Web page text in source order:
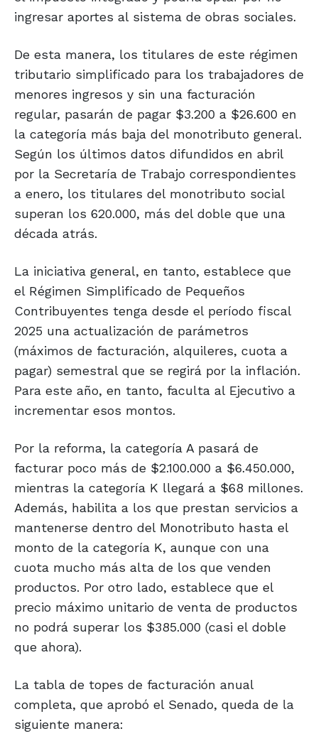
ingresar aportes al sistema de obras sociales.
De esta manera, los titulares de este régimen
tributario simplificado para los trabajadores de
menores ingresos y sin una facturación
regular, pasarán de pagar $3.200 a $26.600 en
la categoría más baja del monotributo general.
Según los últimos datos difundidos en abril
por la Secretaría de Trabajo correspondientes
a enero, los titulares del monotributo social
superan los 620.000, más del doble que una
década atrás.
La iniciativa general, en tanto, establece que
el Régimen Simplificado de Pequeños
Contribuyentes tenga desde el período fiscal
2025 una actualización de parámetros
(máximos de facturación, alquileres, cuota a
pagar) semestral que se regirá por la inflación.
Para este año, en tanto, faculta al Ejecutivo a
incrementar esos montos.
Por la reforma, la categoría A pasará de
facturar poco más de $2.100.000 a $6.450.000,
mientras la categoría K llegará a $68 millones.
Además, habilita a los que prestan servicios a
mantenerse dentro del Monotributo hasta el
monto de la categoría K, aunque con una
cuota mucho más alta de los que venden
productos. Por otro lado, establece que el
precio máximo unitario de venta de productos
no podrá superar los $385.000 (casi el doble
que ahora).
La tabla de topes de facturación anual
completa, que aprobó el Senado, queda de la
siguiente manera: